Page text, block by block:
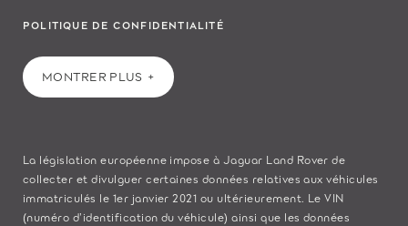
POLITIQUE DE CONFIDENTIALITÉ
MONTRER PLUS
La législation européenne impose à Jaguar Land Rover de
collecter et divulguer certaines données relatives aux véhicules
immatriculés le 1er janvier 2021 ou ultérieurement. Le VIN
(numéro d’identification du véhicule) ainsi que les données